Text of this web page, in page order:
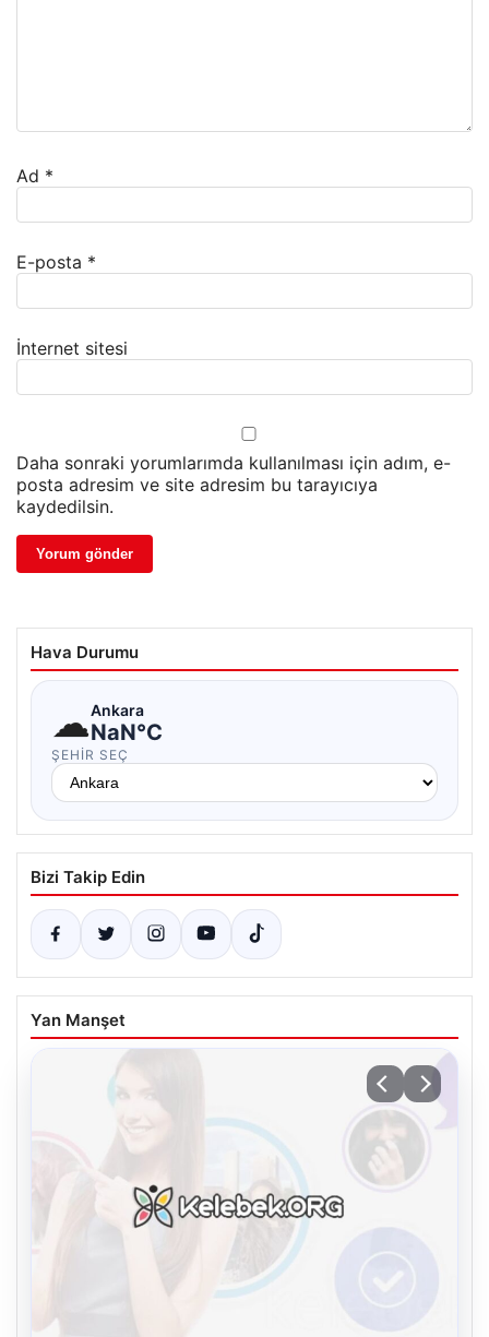
Ad *
E-posta *
İnternet sitesi
Daha sonraki yorumlarımda kullanılması için adım, e-
posta adresim ve site adresim bu tarayıcıya
kaydedilsin.
Hava Durumu
☁Ankara
NaN°C
ŞEHIR SEÇ
Bizi Takip Edin
Yan Manşet